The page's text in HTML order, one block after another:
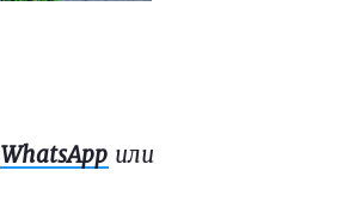
WhatsApp или